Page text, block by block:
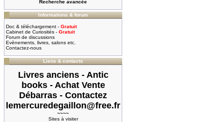
Recherche avancée
Informations & forum
Doc & téléchargement - Gratuit
Cabinet de Curiosités - Gratuit
Forum de discussions
Evènements, livres, salons etc.
Contactez-nous
Liens & contacts
Livres anciens - Antic
books - Achat Vente
Débarras - Contactez
lemercuredegaillon@free.fr
~~~~
Sites à visiter